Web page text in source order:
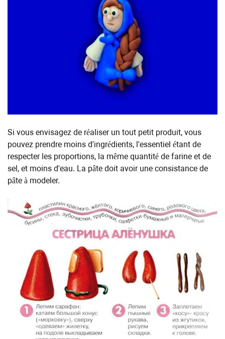
Si vous envisagez de réaliser un tout petit produit, vous
pouvez prendre moins d'ingrédients, l'essentiel étant de
respecter les proportions, la même quantité de farine et de
sel, et moins d'eau. La pâte doit avoir une consistance de
pâte à modeler.